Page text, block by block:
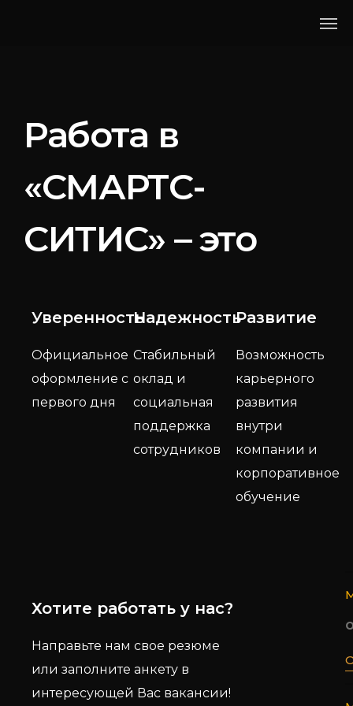
Работа в
«СМАРТС-
СИТИС» – это
Уверенность
Официальное
оформление с
первого дня
Надежность
Стабильный
оклад и
социальная
поддержка
сотрудников
Развитие
Возможность
карьерного
развития
внутри
компании и
корпоративное
обучение
Хотите работать у нас?
Направьте нам свое резюме
или заполните анкету в
интересующей Вас вакансии!